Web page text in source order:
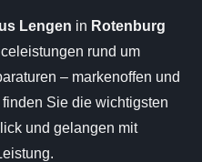
Lengen in Rotenburg
rund um
– markenoffen und
Sie die wichtigsten
und gelangen mit